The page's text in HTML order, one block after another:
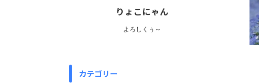
りょこにゃん
よろしくぅ～
カテゴリー